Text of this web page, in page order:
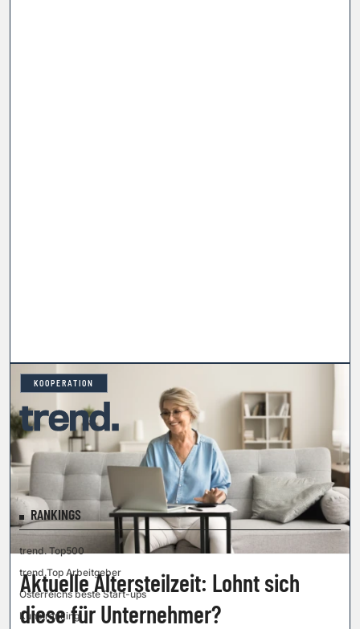
KOOPERATION
Aktuelle Altersteilzeit: Lohnt sich
diese für Unternehmer?
RANKINGS
trend. Top500
trend.Top Arbeitgeber
Österreichs beste Start-ups
Kunstranking